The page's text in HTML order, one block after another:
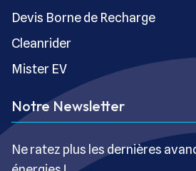
Devis Borne de Recharge
Cleanrider
Mister EV
Notre Newsletter
Ne ratez plus les dernières